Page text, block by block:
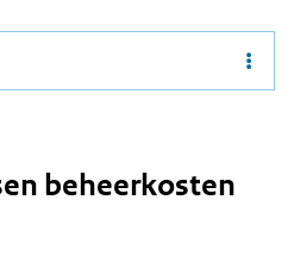
beheerkosten